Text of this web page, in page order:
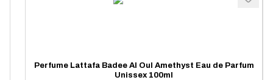
Perfume Lattafa Badee Al Oul Amethyst Eau de Parfum
Unissex 100ml